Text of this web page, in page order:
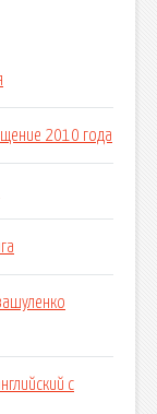
2010 года
с